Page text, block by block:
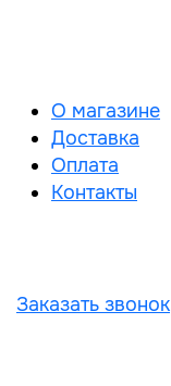
О магазине
Доставка
Оплата
Контакты
Заказать звонок